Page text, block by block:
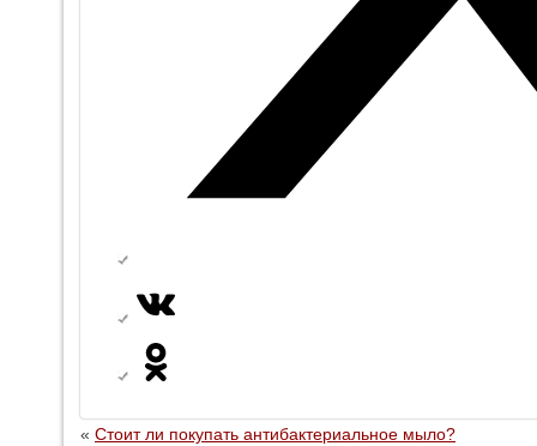
« Стоит ли покупать антибактериальное мыло?